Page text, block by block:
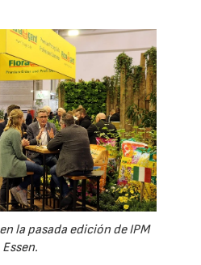
la pasada edición de IPM
Essen.